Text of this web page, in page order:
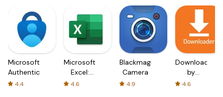
Microsoft
Authenticator
4.4
Microsoft
Excel:
Spreadsheets
4.6
Blackmagic
Camera
4.9
Downloader
by
AFTVnews
4.6